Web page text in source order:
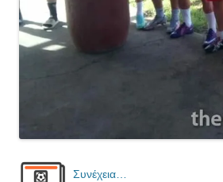
Συνέχεια…